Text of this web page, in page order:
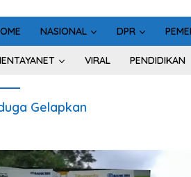
NASIONAL DPR
VIRAL PENDIDIKAN
Gelapkan